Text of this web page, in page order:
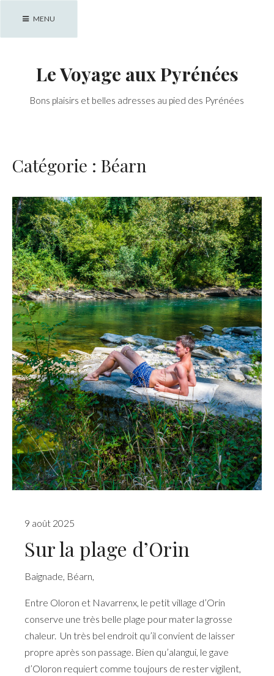
MENU
Le Voyage aux Pyrénées
Bons plaisirs et belles adresses au pied des Pyrénées
Catégorie : Béarn
9 août 2025
Sur la plage d’Orin
Baignade, Béarn,
Entre Oloron et Navarrenx, le petit village d’Orin
conserve une très belle plage pour mater la grosse
chaleur. Un très bel endroit qu’il convient de laisser
propre après son passage. Bien qu’alangui, le gave
d’Oloron requiert comme toujours de rester vigilent,